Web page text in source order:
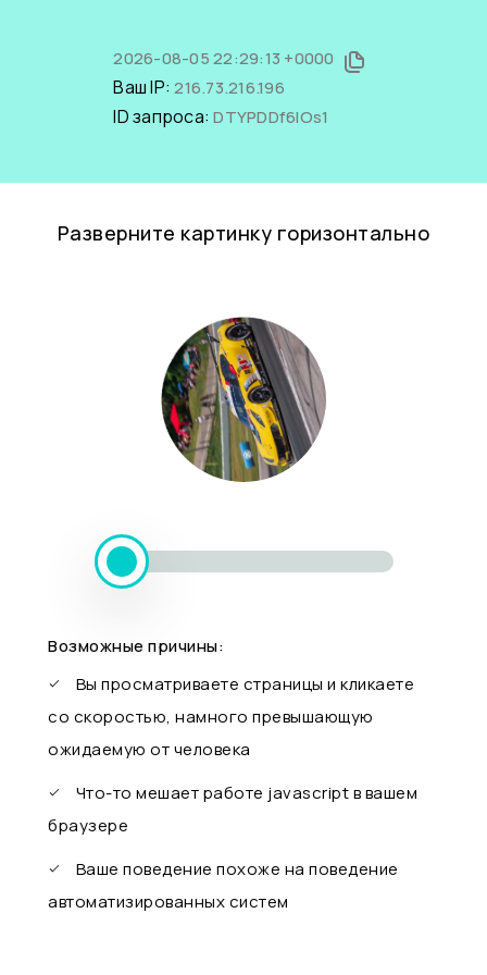
2026-08-05 22:29:13 +0000
Ваш IP:216.73.216.196
ID запроса:DTYPDDf6IOs1
Разверните картинку горизонтально
Возможные причины:
Вы просматриваете страницы и кликаете
со скоростью, намного превышающую
ожидаемую от человека
Что-то мешает работе javascript в вашем
браузере
Ваше поведение похоже на поведение
автоматизированных систем